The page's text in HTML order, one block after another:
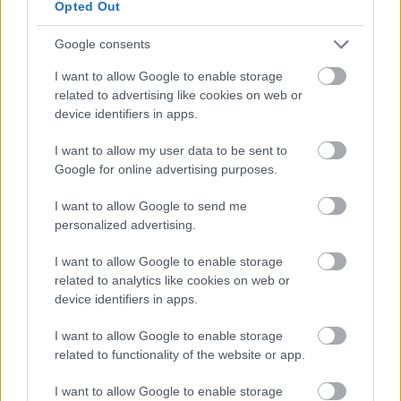
Opted Out
Google consents
I want to allow Google to enable storage
related to advertising like cookies on web or
device identifiers in apps.
I want to allow my user data to be sent to
Google for online advertising purposes.
I want to allow Google to send me
personalized advertising.
I want to allow Google to enable storage
related to analytics like cookies on web or
device identifiers in apps.
I want to allow Google to enable storage
related to functionality of the website or app.
I want to allow Google to enable storage
lendületes old school témájával, melyet
természetesen meg-megtör egy-egy fel-le ugráltatós
Negyven felett már ennyi is elég ahhoz, hogy
megsemmisítve érezzük magunkat, ennek ellenére a
olyan eszement
tempót diktál, hogy abba bizony beleszédül az
ember.
Death Of Me
riffje, Evan artikulációja, valamint az
egész atmoszféra olyan, mintha ezek a faszik
visszautaztak volna egy időgéppel a kilencvenes évek
közepére és ott vették volna fel ezeket a dalokat.